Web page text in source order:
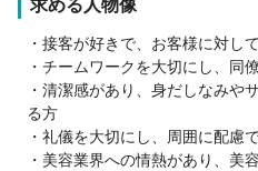
求める人物像
・接客が好きで、お客様に対し
・チームワークを大切にし、同
・清潔感があり、身だしなみや
る方
・礼儀を大切にし、周囲に配慮
・美容業界への情熱があり、美